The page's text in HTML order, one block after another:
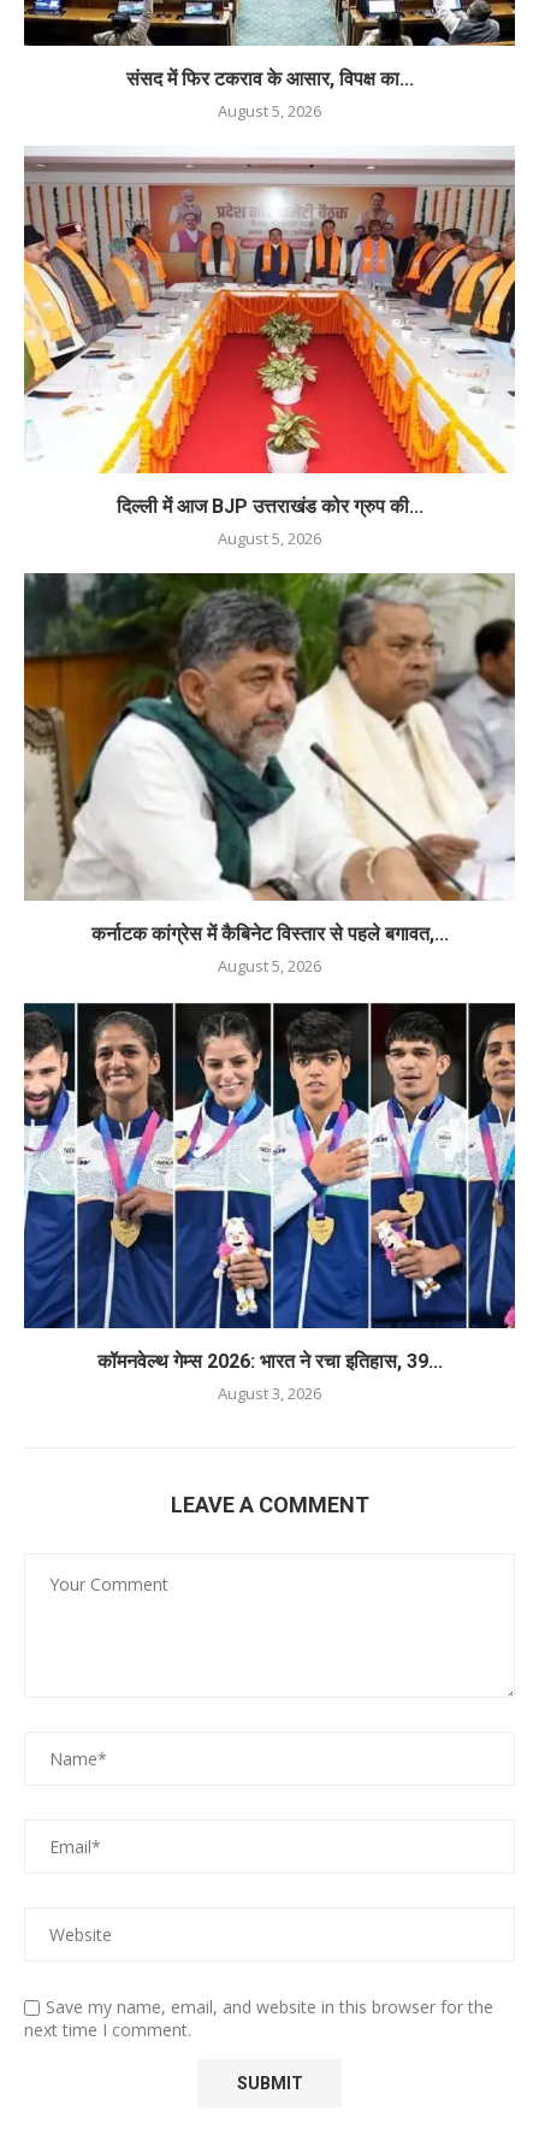
संसद में फिर टकराव के आसार, विपक्ष का...
August 5, 2026
दिल्ली में आज BJP उत्तराखंड कोर ग्रुप की...
August 5, 2026
कर्नाटक कांग्रेस में कैबिनेट विस्तार से पहले बगावत,...
August 5, 2026
कॉमनवेल्थ गेम्स 2026: भारत ने रचा इतिहास, 39...
August 3, 2026
LEAVE A COMMENT
Save my name, email, and website in this browser for the
next time I comment.